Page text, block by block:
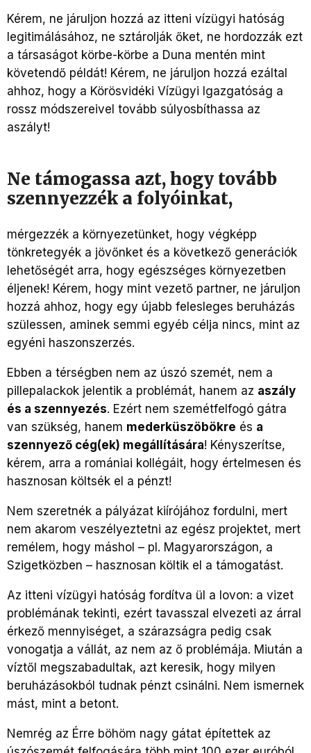
Kérem, ne járuljon hozzá az itteni vízügyi hatóság
legitimálásához, ne sztárolják őket, ne hordozzák ezt
a társaságot körbe-körbe a Duna mentén mint
követendő példát! Kérem, ne járuljon hozzá ezáltal
ahhoz, hogy a Körösvidéki Vízügyi Igazgatóság a
rossz módszereivel tovább súlyosbíthassa az
aszályt!
Ne támogassa azt, hogy tovább
szennyezzék a folyóinkat,
mérgezzék a környezetünket, hogy végképp
tönkretegyék a jövőnket és a következő generációk
lehetőségét arra, hogy egészséges környezetben
éljenek! Kérem, hogy mint vezető partner, ne járuljon
hozzá ahhoz, hogy egy újabb felesleges beruházás
szülessen, aminek semmi egyéb célja nincs, mint az
egyéni haszonszerzés.
Ebben a térségben nem az úszó szemét, nem a
pillepalackok jelentik a problémát, hanem az aszály
és a szennyezés. Ezért nem szemétfelfogó gátra
van szükség, hanem mederküszöbökre és a
szennyező cég(ek) megállítására! Kényszerítse,
kérem, arra a romániai kollégáit, hogy értelmesen és
hasznosan költsék el a pénzt!
Nem szeretnék a pályázat kiírójához fordulni, mert
nem akarom veszélyeztetni az egész projektet, mert
remélem, hogy máshol – pl. Magyarországon, a
Szigetközben – hasznosan költik el a támogatást.
Az itteni vízügyi hatóság fordítva ül a lovon: a vizet
problémának tekinti, ezért tavasszal elvezeti az árral
érkező mennyiséget, a szárazságra pedig csak
vonogatja a vállát, az nem az ő problémája. Miután a
víztől megszabadultak, azt keresik, hogy milyen
beruházásokból tudnak pénzt csinálni. Nem ismernek
mást, mint a betont.
Nemrég az Érre böhöm nagy gátat építettek az